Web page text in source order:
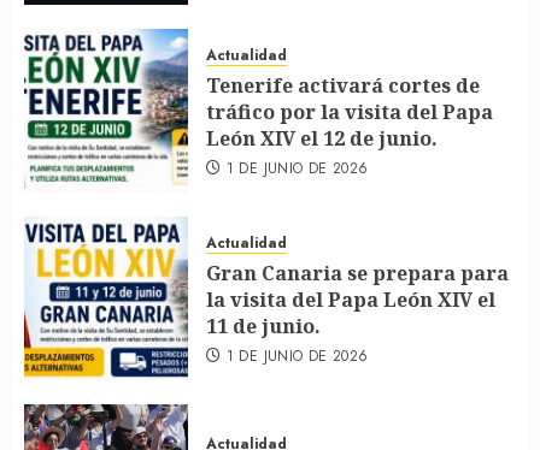
Actualidad
Tenerife activará cortes de
tráfico por la visita del Papa
León XIV el 12 de junio.
1 DE JUNIO DE 2026
Actualidad
Gran Canaria se prepara para
la visita del Papa León XIV el
11 de junio.
1 DE JUNIO DE 2026
Actualidad